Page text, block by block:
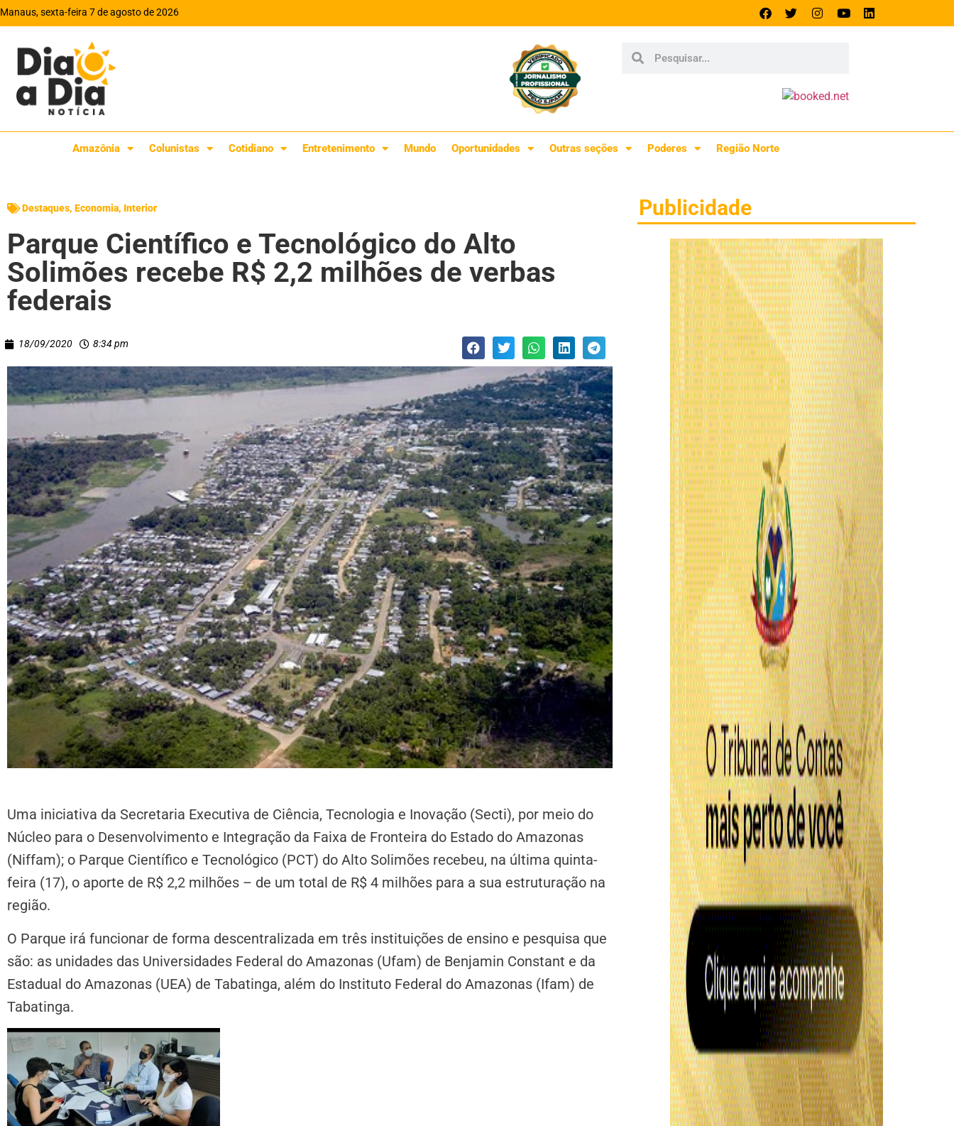
Manaus, sexta-feira 7 de agosto de 2026
Amazônia Colunistas Cotidiano Entretenimento Mundo Oportunidades Outras seções Poderes Região Norte
Destaques, Economia, Interior
Parque Científico e Tecnológico do Alto
Solimões recebe R$ 2,2 milhões de verbas
federais
18/09/2020 8:34 pm
Uma iniciativa da Secretaria Executiva de Ciência, Tecnologia e Inovação (Secti), por meio do
Núcleo para o Desenvolvimento e Integração da Faixa de Fronteira do Estado do Amazonas
(Niffam); o Parque Científico e Tecnológico (PCT) do Alto Solimões recebeu, na última quinta-
feira (17), o aporte de R$ 2,2 milhões – de um total de R$ 4 milhões para a sua estruturação na
região.
O Parque irá funcionar de forma descentralizada em três instituições de ensino e pesquisa que
são: as unidades das Universidades Federal do Amazonas (Ufam) de Benjamin Constant e da
Estadual do Amazonas (UEA) de Tabatinga, além do Instituto Federal do Amazonas (Ifam) de
Tabatinga.
Publicidade